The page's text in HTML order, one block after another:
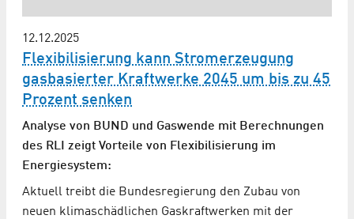
12.12.2025
Flexibilisierung kann Stromerzeugung
gasbasierter Kraftwerke 2045 um bis zu 45
Prozent senken
Analyse von BUND und Gaswende mit Berechnungen
des RLI zeigt Vorteile von Flexibilisierung im
Energiesystem:
Aktuell treibt die Bundesregierung den Zubau von
neuen klimaschädlichen Gaskraftwerken mit der